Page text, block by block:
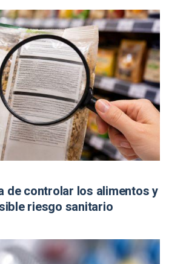
de controlar los alimentos y
riesgo sanitario